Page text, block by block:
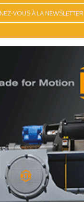
VOUS À LA NEWSLETTER